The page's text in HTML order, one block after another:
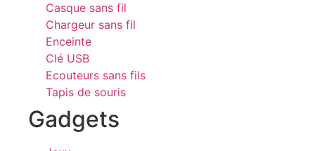
Casque sans fil
Chargeur sans fil
Enceinte
Clé USB
Ecouteurs sans fils
Tapis de souris
Gadgets